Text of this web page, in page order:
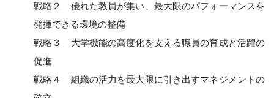
戦略２ 優れた教員が集い、最大限のパフォーマンスを
発揮できる環境の整備
戦略３ 大学機能の高度化を支える職員の育成と活躍の
促進
戦略４ 組織の活力を最大限に引き出すマネジメントの